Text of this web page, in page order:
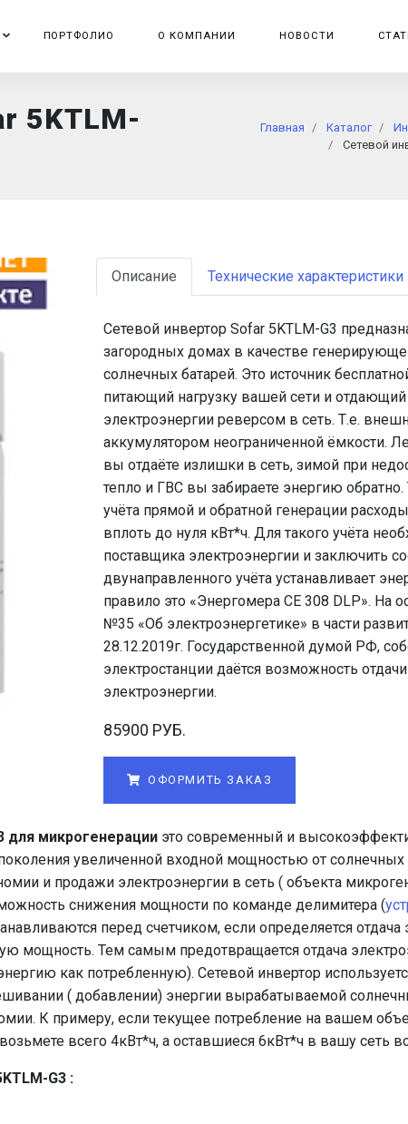
ПОРТФОЛИО О КОМПАНИИ НОВОСТИ
5KTLM-
Главная Каталог
Сетевой
Описание Технические характеристики
Сетевой инвертор Sofar 5KTLM-G3
загородных домах в качестве
солнечных батарей. Это источник
питающий нагрузку вашей сети и
электроэнергии реверсом в сеть. Т.е.
аккумулятором неограниченной ёмкости.
вы отдаёте излишки в сеть, зимой при
тепло и ГВС вы забираете энергию
учёта прямой и обратной генерации
вплоть до нуля кВт*ч. Для такого учёта
поставщика электроэнергии и заключить
двунаправленного учёта устанавливает
правило это «Энергомера СЕ 308 DLP». На
№35 «Об электроэнергетике» в части
28.12.2019г. Государственной думой РФ,
электростанции даётся возможность
электроэнергии.
85900 РУБ.
ОФОРМИТЬ ЗАКАЗ
для микрогенерации это современный и
увеличенной входной мощностью от
и продажи электроэнергии в сеть ( объекта
снижения мощности по команде делимитера (
перед счетчиком, если определяется
мощность. Тем самым предотвращается отдача
как потребленную). Сетевой инвертор
( добавлении) энергии вырабатываемой
К примеру, если текущее потребление на вашем
всего 4кВт*ч, а оставшиеся 6кВт*ч в вашу сеть
G3 :